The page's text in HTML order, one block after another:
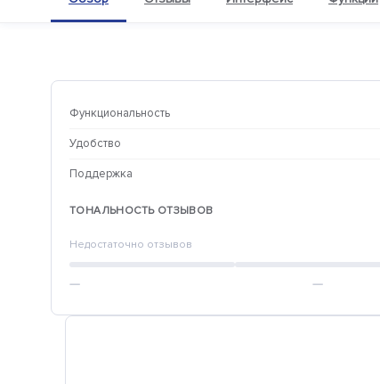
Функциональность
Удобство
Поддержка
ТОНАЛЬНОСТЬ ОТЗЫВОВ
Недостаточно отзывов
— —